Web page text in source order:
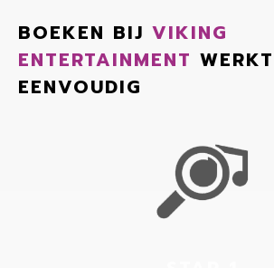
BOEKEN BIJ VIKING
ENTERTAINMENT
EENVOUDIG